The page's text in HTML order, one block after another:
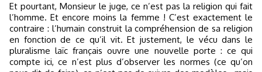
Et pourtant, Monsieur le juge, ce n’est pas la religion qui fait
l’homme. Et encore moins la femme ! C’est exactement le
contraire : l’humain construit la compréhension de sa religion
en fonction de ce qu’il vit. Et justement, le vécu dans le
pluralisme laïc français ouvre une nouvelle porte : ce qui
compte ici, ce n’est plus d’observer les normes (ce qu’on